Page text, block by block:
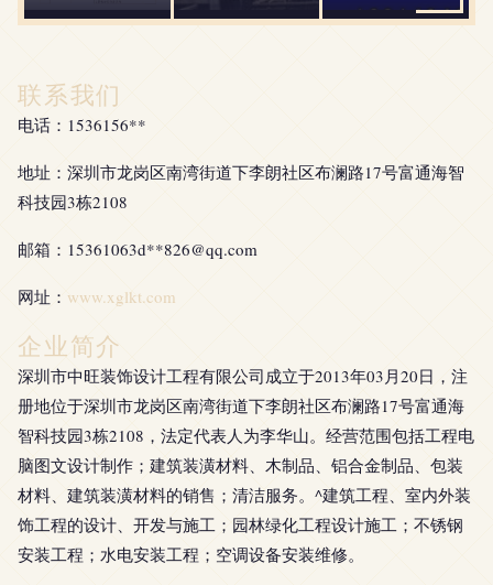
联系我们
电话：1536156**
地址：深圳市龙岗区南湾街道下李朗社区布澜路17号富通海智
科技园3栋2108
邮箱：15361063d**826@qq.com
网址： www.xglkt.com
企业简介
深圳市中旺装饰设计工程有限公司成立于2013年03月20日，注
册地位于深圳市龙岗区南湾街道下李朗社区布澜路17号富通海
智科技园3栋2108，法定代表人为李华山。经营范围包括工程电
脑图文设计制作；建筑装潢材料、木制品、铝合金制品、包装
材料、建筑装潢材料的销售；清洁服务。^建筑工程、室内外装
饰工程的设计、开发与施工；园林绿化工程设计施工；不锈钢
安装工程；水电安装工程；空调设备安装维修。